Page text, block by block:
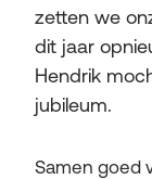
zetten we
dit jaar
Hendrik
jubileum.
Samen goed